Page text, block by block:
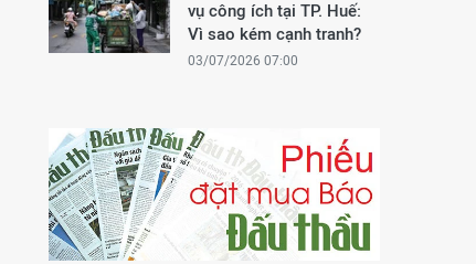
vụ công ích tại TP. Huế:
Vì sao kém cạnh tranh?
03/07/2026 07:00